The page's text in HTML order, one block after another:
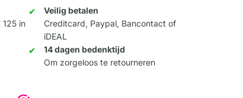
in
Veilig betalen
Creditcard, Paypal, Bancontact of
iDEAL
14 dagen bedenktijd
Om zorgeloos te retourneren